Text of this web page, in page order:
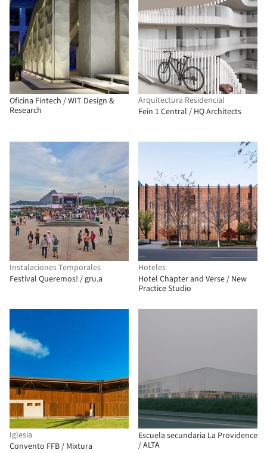
Oficina Fintech / WIT Design &
Research
Arquitectura Residencial
Fein 1 Central / HQ Architects
Instalaciones Temporales
Festival Queremos! / gru.a
Hoteles
Hotel Chapter and Verse / New
Practice Studio
Iglesia
Convento FFB / Mixtura
Escuela secundaria La Providence
/ ALTA